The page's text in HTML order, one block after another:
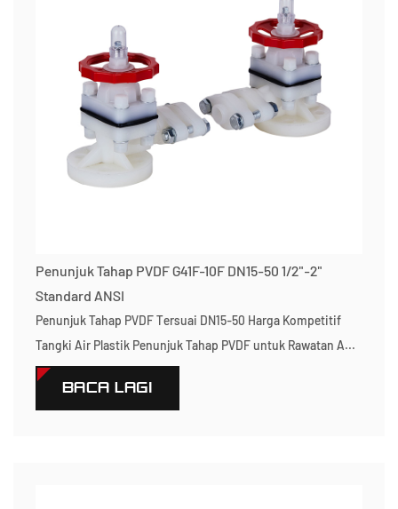
Penunjuk Tahap PVDF G41F-10F DN15-50 1/2"-2"
Standard ANSI
Penunjuk Tahap PVDF Tersuai DN15-50 Harga Kompetitif
Tangki Air Plastik Penunjuk Tahap PVDF untuk Rawatan A...
BACA LAGI